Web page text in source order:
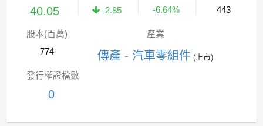
40.05
-2.85
-6.64%
443
股本(百萬)
774
產業
傳產 - 汽車零組件 (上市)
發行權證檔數
0